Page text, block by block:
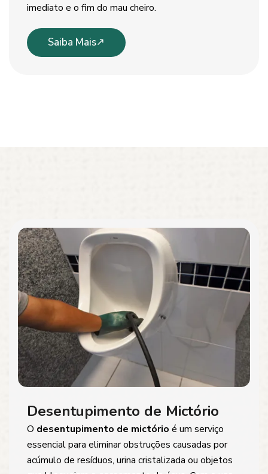
imediato e o fim do mau cheiro.
Saiba Mais
Desentupimento de Mictório
O desentupimento de mictório é um serviço
essencial para eliminar obstruções causadas por
acúmulo de resíduos, urina cristalizada ou objetos